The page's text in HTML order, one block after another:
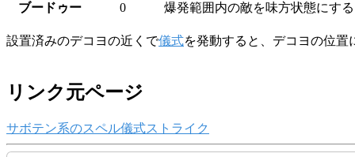
ブードゥー
0 爆発範囲内の敵を味方状態にす
設置済みのデコヨの近くで儀式を発動すると、デコヨの位
リンク元ページ
サボテン系のスペル儀式ストライク